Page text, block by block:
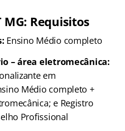
MG: Requisitos
Ensino Médio completo
– área eletromecânica:
em
Médio completo +
e Registro
Profissional